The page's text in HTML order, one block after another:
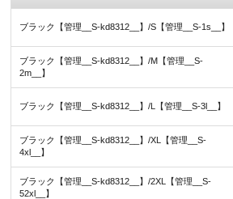
ブラック【管理__S-kd8312__】/S【管理__S-1s__】
ブラック【管理__S-kd8312__】/M【管理__S-
2m__】
ブラック【管理__S-kd8312__】/L【管理__S-3l__】
ブラック【管理__S-kd8312__】/XL【管理__S-
4xl__】
ブラック【管理__S-kd8312__】/2XL【管理__S-
52xl__】